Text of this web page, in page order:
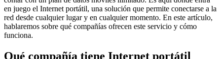
en juego el Internet portátil, una solución que permite conectarse a la
red desde cualquier lugar y en cualquier momento. En este artículo,
hablaremos sobre qué compañías ofrecen este servicio y cómo
funciona.
Qué compañía tiene Internet portátil